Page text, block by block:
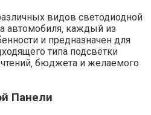
видов светодиодной
автомобиля‚ каждый из
и предназначен для
типа подсветки
бюджета и желаемого
Панели